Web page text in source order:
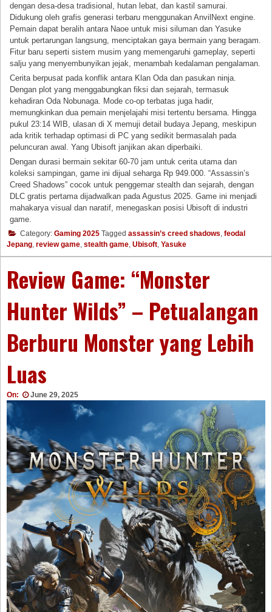
dengan desa-desa tradisional, hutan lebat, dan kastil samurai.
Didukung oleh grafis generasi terbaru menggunakan AnvilNext engine.
Pemain dapat beralih antara Naoe untuk misi siluman dan Yasuke
untuk pertarungan langsung, menciptakan gaya bermain yang beragam.
Fitur baru seperti sistem musim yang memengaruhi gameplay, seperti
salju yang menyembunyikan jejak, menambah kedalaman pengalaman.
Cerita berpusat pada konflik antara Klan Oda dan pasukan ninja.
Dengan plot yang menggabungkan fiksi dan sejarah, termasuk
kehadiran Oda Nobunaga. Mode co-op terbatas juga hadir,
memungkinkan dua pemain menjelajahi misi tertentu bersama. Hingga
pukul 23:14 WIB, ulasan di X memuji detail budaya Jepang, meskipun
ada kritik terhadap optimasi di PC yang sedikit bermasalah pada
peluncuran awal. Yang Ubisoft janjikan akan diperbaiki.
Dengan durasi bermain sekitar 60-70 jam untuk cerita utama dan
koleksi sampingan, game ini dijual seharga Rp 949.000. “Assassin’s
Creed Shadows” cocok untuk penggemar stealth dan sejarah, dengan
DLC gratis pertama dijadwalkan pada Agustus 2025. Game ini menjadi
mahakarya visual dan naratif, menegaskan posisi Ubisoft di industri
game.
Category: Gaming 2025 Tagged assassin’s creed shadows, feodal
Jepang, review game, stealth game, Ubisoft, Yasuke
Review Game: “Monster
Hunter Wilds” – Petualangan
Berburu Monster yang Lebih
Luas
On: June 29, 2025